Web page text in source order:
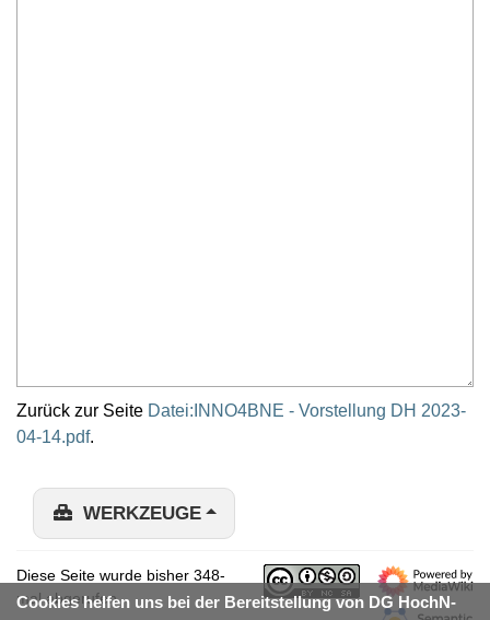
Zurück zur Seite Datei:INNO4BNE - Vorstellung DH 2023-
04-14.pdf.
Cookies helfen uns bei der Bereitstellung von DG HochN-
WERKZEUGE
Diese Seite wurde bisher 348-
mal abgerufen.